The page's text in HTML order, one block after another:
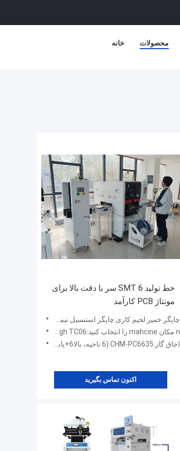
خانه محصولات
خط تولید SMT 6 سر با دقت بالا برای
مونتاژ PCB کارآمد
چاپگر خمیر لحیم کاری:چاپگر استنسیل نیمه خودکار CHM-3250
n مکان mahcine را انتخاب کنید:Charmhigh TC06 (6 سر)
اجاق گاز:CHM-PC6635 (6 ناحیه، بالا6+پایین6، با ریل، با رایانه شخصی)
اکنون تماس بگیرید